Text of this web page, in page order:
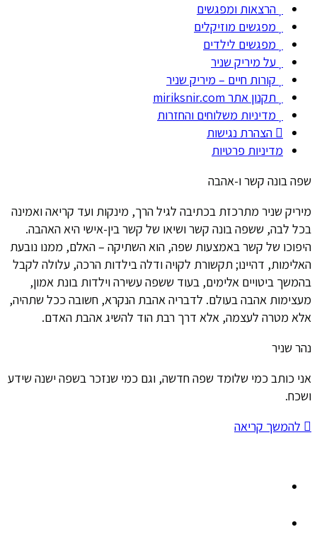
הרצאות ומפגשים
מפגשים מוזיקלים
מפגשים לילדים
על מיריק שניר
קורות חיים – מיריק שניר
תקנון אתר miriksnir.com
מדיניות משלוחים והחזרות
הצהרת נגישות
מדיניות פרטיות
שפה בונה קשר ו-אהבה
מיריק שניר מתרכזת בכתיבה לגיל הרך, מינקות ועד קריאה ואמינה
בכל לבה, ששפה בונה קשר ושיאו של קשר בין-אישי היא האהבה.
היפוכו של קשר באמצעות שפה, הוא השתיקה – האלם, ממנו נובעת
האלימות, דהיינו; תקשורת לקויה ודלה בילדות הרכה, עלולה לקבל
בהמשך ביטויים אלימים, בעוד ששפה עשירה וילדות בונת אמון,
מעצימות אהבה בעולם. לדבריה אהבת הנקרא, חשובה ככל שתהיה,
אלא מטרה לעצמה, אלא דרך רבת הוד להשיג אהבת האדם.
נהר שניר
אני כותב כמי שלומד שפה חדשה, וגם כמי שנזכר בשפה ישנה שידע
ושכח.
להמשך קריאה